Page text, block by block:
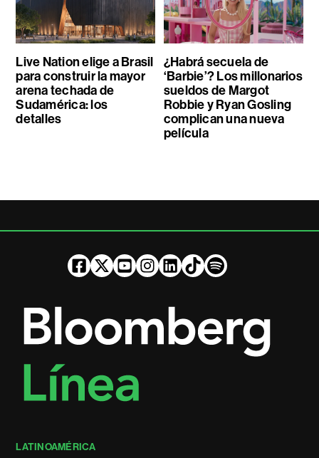
Live Nation elige a Brasil
para construir la mayor
arena techada de
Sudamérica: los
detalles
¿Habrá secuela de
‘Barbie’? Los millonarios
sueldos de Margot
Robbie y Ryan Gosling
complican una nueva
película
LATINOAMÉRICA